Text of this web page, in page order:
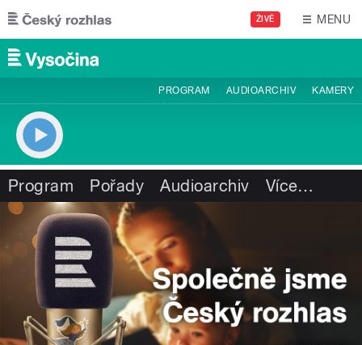
Přejít k hlavnímu obsahu
ŽIVĚ MENU
PROGRAM AUDIOARCHIV KAMERY
Program Pořady Audioarchiv Více…